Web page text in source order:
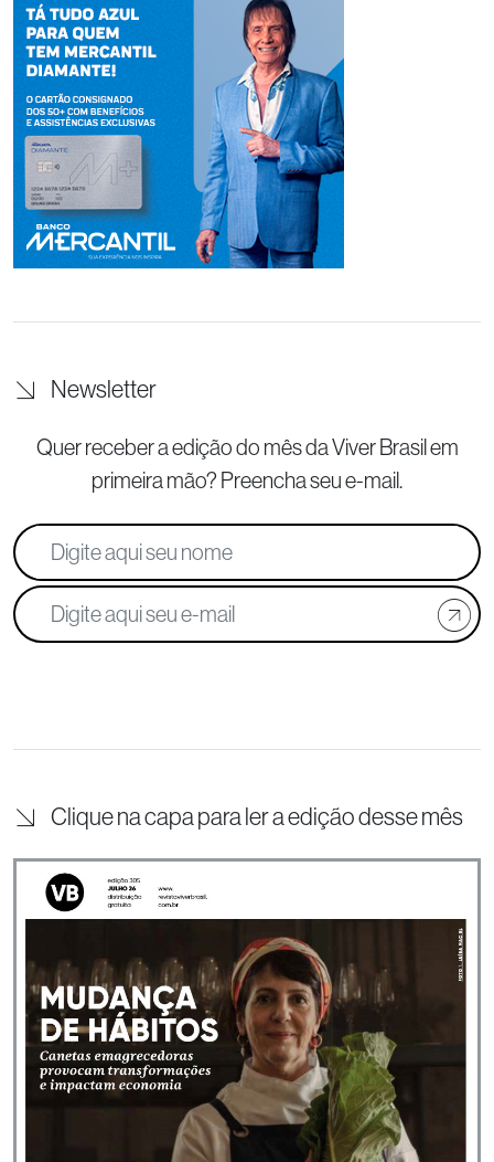
Newsletter
Quer receber a edição do mês da Viver Brasil em
primeira mão? Preencha seu e-mail.
Clique na capa para ler a edição desse mês